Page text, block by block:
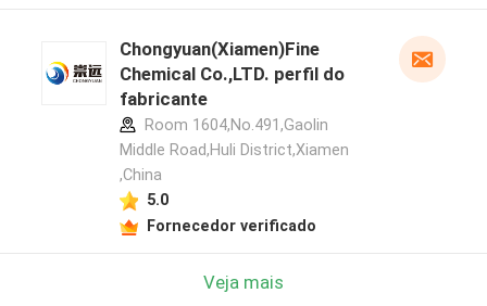
Chongyuan(Xiamen)Fine
Chemical Co.,LTD. perfil do
fabricante
Room 1604,No.491,Gaolin
Middle Road,Huli District,Xiamen
,China
5.0
Fornecedor verificado
Veja mais